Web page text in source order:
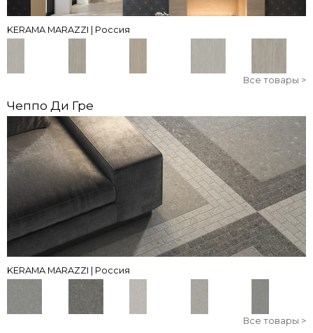
KERAMA MARAZZI | Россия
Все товары >
Чеппо Ди Гре
KERAMA MARAZZI | Россия
Все товары >